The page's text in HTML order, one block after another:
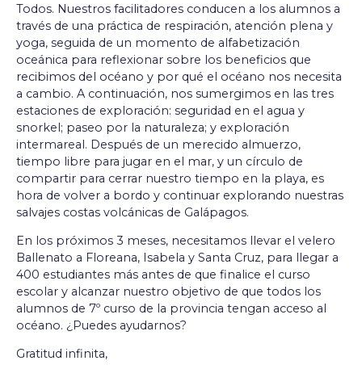
Todos. Nuestros facilitadores conducen a los alumnos a
través de una práctica de respiración, atención plena y
yoga, seguida de un momento de alfabetización
oceánica para reflexionar sobre los beneficios que
recibimos del océano y por qué el océano nos necesita
a cambio. A continuación, nos sumergimos en las tres
estaciones de exploración: seguridad en el agua y
snorkel; paseo por la naturaleza; y exploración
intermareal. Después de un merecido almuerzo,
tiempo libre para jugar en el mar, y un círculo de
compartir para cerrar nuestro tiempo en la playa, es
hora de volver a bordo y continuar explorando nuestras
salvajes costas volcánicas de Galápagos.
En los próximos 3 meses, necesitamos llevar el velero
Ballenato a Floreana, Isabela y Santa Cruz, para llegar a
400 estudiantes más antes de que finalice el curso
escolar y alcanzar nuestro objetivo de que todos los
alumnos de 7º curso de la provincia tengan acceso al
océano. ¿Puedes ayudarnos?
Gratitud infinita,